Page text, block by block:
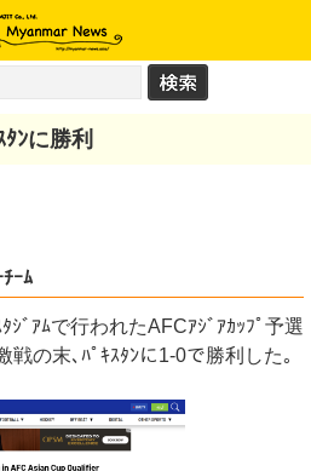
ﾝに勝利
ｰﾑ
ｼﾞｱﾑで行われたAFCｱｼﾞｱｶｯﾌﾟ予選
戦の末､ﾊﾟｷｽﾀﾝに1-0で勝利した｡